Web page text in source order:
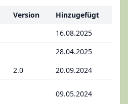
Version
Hinzugefügt
16.08.2025
28.04.2025
2.0
20.09.2024
09.05.2024